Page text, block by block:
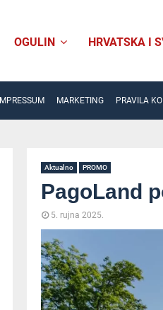
OGULIN HRVATSKA I
IMPRESSUM MARKETING PRAVILA
Aktualno PROMO
PagoLand
5. rujna 2025.